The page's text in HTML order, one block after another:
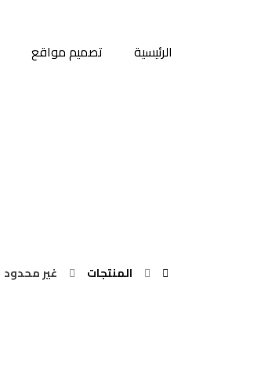
الرئيسية تصميم مواقع
المنتجات غير محدود